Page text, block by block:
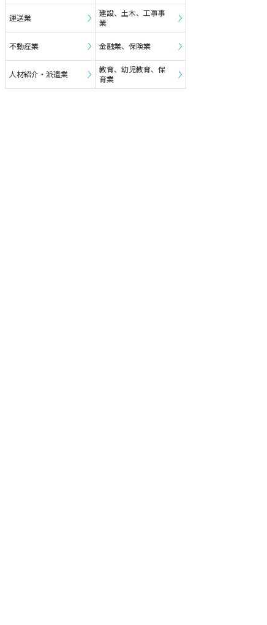
運送業
建設、土木、工事事
業
不動産業 金融業、保険業
人材紹介・派遣業
教育、幼児教育、保
育業